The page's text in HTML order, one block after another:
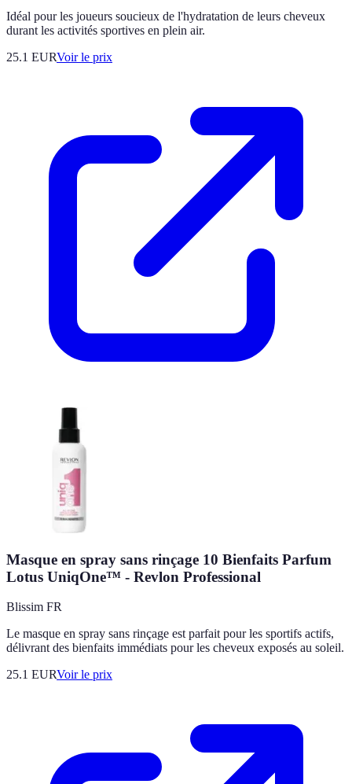
Idéal pour les joueurs soucieux de l'hydratation de leurs cheveux
durant les activités sportives en plein air.
25.1 EURVoir le prix
Masque en spray sans rinçage 10 Bienfaits Parfum
Lotus UniqOne™ - Revlon Professional
Blissim FR
Le masque en spray sans rinçage est parfait pour les sportifs actifs,
délivrant des bienfaits immédiats pour les cheveux exposés au soleil.
25.1 EURVoir le prix